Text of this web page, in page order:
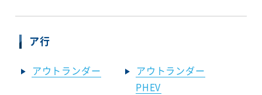
ア行
アウトランダー
アウトランダー
PHEV